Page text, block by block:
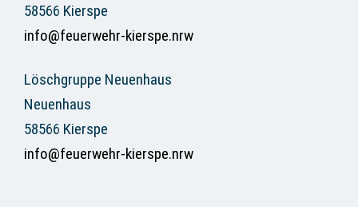
58566 Kierspe
info@feuerwehr-kierspe.nrw
Löschgruppe Neuenhaus
Neuenhaus
58566 Kierspe
info@feuerwehr-kierspe.nrw